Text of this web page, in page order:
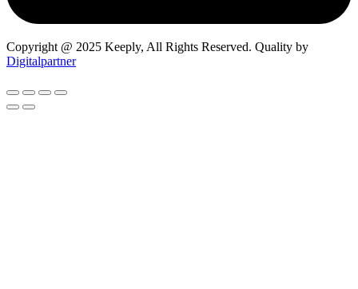
Copyright @ 2025 Keeply, All Rights Reserved. Quality by
Digitalpartner